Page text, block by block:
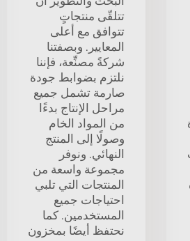
تتلقّى منتجاتٍ
تتوافق مع أعلى
المعايير. وبصفتنا
شركةً مصنِّعة، فإننا
نلتزم بضوابط جودة
صارمة تشمل جميع
مراحل الإنتاج بدءًا
من المواد الخام
وصولًا إلى المنتج
النهائي. ونوفر
مجموعة واسعة من
المنتجات التي تلبي
احتياجات جميع
المستخدمين. كما
نحتفظ أيضًا بمخزون